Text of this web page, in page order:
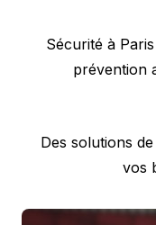
l’article
Previous
Sécurité à
prévention
Next
Des solutions
vos